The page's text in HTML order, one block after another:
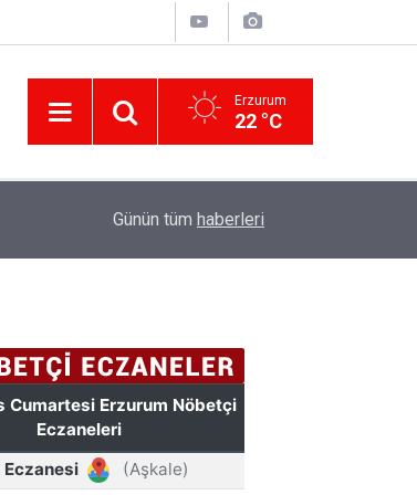
Erzurum
22 °C
TSKGV Erzurum Bölge Temsilciliği açıldı
Günün tüm haberleri